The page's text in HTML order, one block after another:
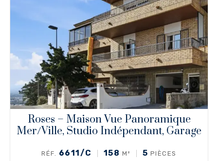
Roses – Maison Vue Panoramique
Mer/ville, Studio Indépendant, Garage
RÉF. 6611/C 158 M² 5 PIÈCES